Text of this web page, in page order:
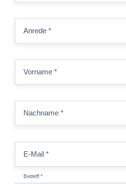
Anrede *
Vorname *
Nachname *
E-Mail *
Betreff*